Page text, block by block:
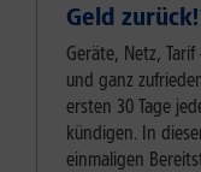
Geld
Geräte, Netz,
und ganz
ersten 30 Tage
kündigen. In
einmaligen